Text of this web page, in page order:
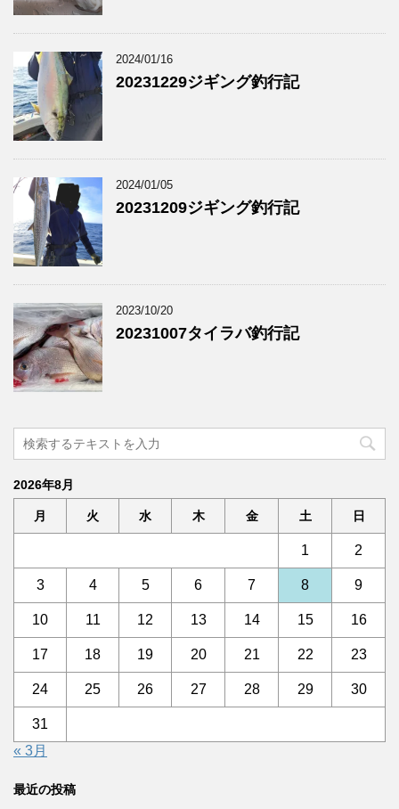
2024/01/16
20231229ジギング釣行記
2024/01/05
20231209ジギング釣行記
2023/10/20
20231007タイラバ釣行記
2026年8月
月 火 水 木 金 土 日
1 2
3 4 5 6 7 8 9
10 11 12 13 14 15 16
17 18 19 20 21 22 23
24 25 26 27 28 29 30
31
« 3月
最近の投稿